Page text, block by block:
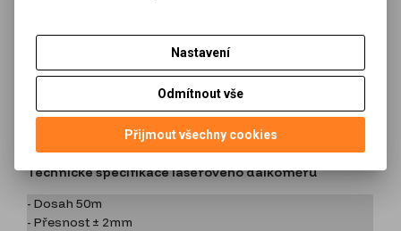
Podrobný popis
Technické specifikace laserového dálkoměru
- Dosah 50m
- Přesnost ± 2mm
Nastavení
Odmítnout vše
Přijmout všechny cookies